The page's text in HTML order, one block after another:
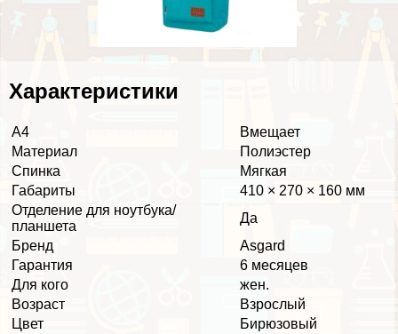
Хаpaктеристики
А4
Вмещает
Материал
Полиэстер
Спинка
Мягкая
Габариты
410 × 270 × 160 мм
Отделение для ноутбука/
планшета
Да
Бренд
Asgard
Гарантия
6 месяцев
Для кого
жен.
Возраст
Взрослый
Цвет
Бирюзовый